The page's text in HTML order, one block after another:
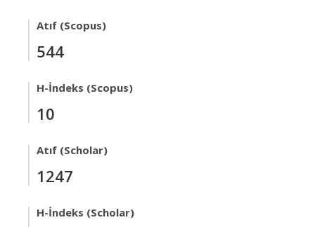
Atıf (Scopus)
544
H-İndeks (Scopus)
10
Atıf (Scholar)
1247
H-İndeks (Scholar)